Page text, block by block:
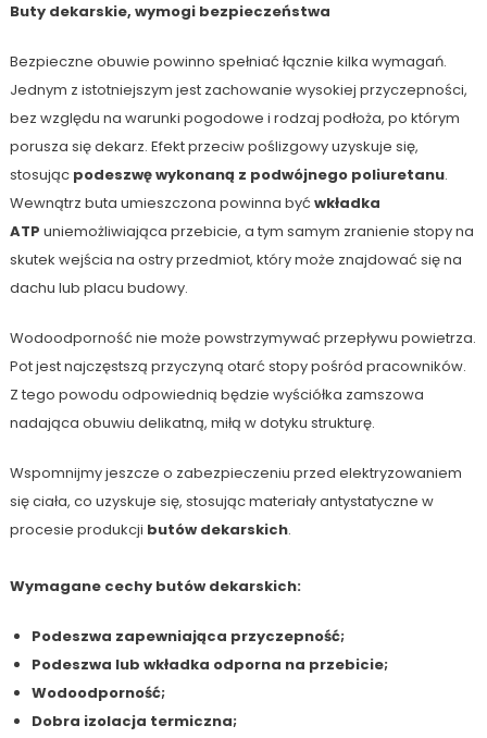
Buty dekarskie, wymogi bezpieczeństwa
Bezpieczne obuwie powinno spełniać łącznie kilka wymagań.
Jednym z istotniejszym jest zachowanie wysokiej przyczepności,
bez względu na warunki pogodowe i rodzaj podłoża, po którym
porusza się dekarz. Efekt przeciw poślizgowy uzyskuje się,
stosując podeszwę wykonaną z podwójnego poliuretanu.
Wewnątrz buta umieszczona powinna być wkładka
ATP uniemożliwiająca przebicie, a tym samym zranienie stopy na
skutek wejścia na ostry przedmiot, który może znajdować się na
dachu lub placu budowy.
Wodoodporność nie może powstrzymywać przepływu powietrza.
Pot jest najczęstszą przyczyną otarć stopy pośród pracowników.
Z tego powodu odpowiednią będzie wyściółka zamszowa
nadająca obuwiu delikatną, miłą w dotyku strukturę.
Wspomnijmy jeszcze o zabezpieczeniu przed elektryzowaniem
się ciała, co uzyskuje się, stosując materiały antystatyczne w
procesie produkcji butów dekarskich.
Wymagane cechy butów dekarskich:
Podeszwa zapewniająca przyczepność;
Podeszwa lub wkładka odporna na przebicie;
Wodoodporność;
Dobra izolacja termiczna;